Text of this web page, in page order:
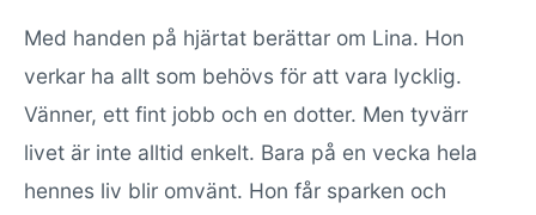
Med handen på hjärtat berättar om Lina. Hon
verkar ha allt som behövs för att vara lycklig.
Vänner, ett fint jobb och en dotter. Men tyvärr
livet är inte alltid enkelt. Bara på en vecka hela
hennes liv blir omvänt. Hon får sparken och